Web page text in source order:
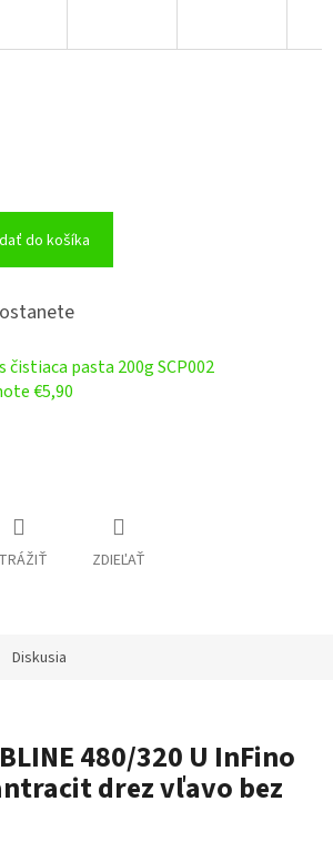
do košíka
čistiaca pasta 200g SCP002
€5,90
ZDIEĽAŤ
Diskusia
480/320 U InFino
drez vľavo bez